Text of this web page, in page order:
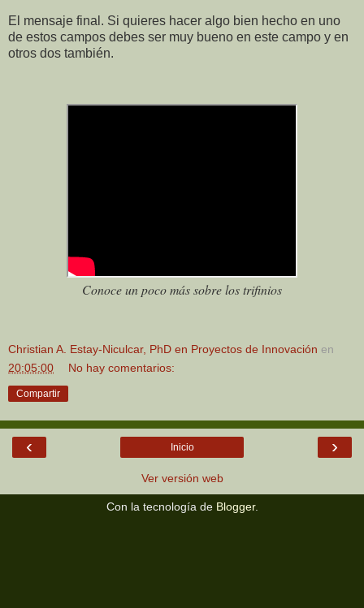
El mensaje final. Si quieres hacer algo bien hecho en uno
de estos campos debes ser muy bueno en este campo y en
otros dos también.
Conoce un poco más sobre los trifinios
Christian A. Estay-Niculcar, PhD en Proyectos de Innovación en
20:05:00
No hay comentarios:
Compartir
‹ ›
Inicio
Ver versión web
Con la tecnología de Blogger.